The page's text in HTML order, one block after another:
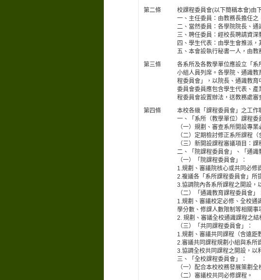
第二條
校課程委員會(以下簡稱本會)由
一、主任委員：由教務長擔任之
二、當然委員：各學院院長、通
三、聘任委員：經校長聘請資深
四、學生代表：由學生會推派
五、本會設執行秘書一人，由教
第三條
各系所及各教學單位應設立「
小組人員列席。各學院、通識
程委員會」，以院長、通識教
委員會委員應包含學生代表、
程委員會設置辦法，送教務處審
第四條
本校各級「課程委員會」之工作
一、「系所（教學單位）課程委
（一）規劃、審查系所開設專
（二）定期檢討修正系所課程
（三）新開設課程審議項目：
二、「院課程委員會」、「通識
（一）「院課程委員會」：
1.規劃、審議院核心或共同必修
2.複議各「系所課程委員會」所
3.協調院內各系所課程之開設，
（二）「通識教育課程委員會」
1.規劃、審議校定必修、全校通
學分數、修課人數限制等相關事
2. 規劃、審議全校通識課程之結
（三）「共同課程委員會」：
1.規劃、審議共同課程（含遠距
2.審議共同課程規劃小組與系所
3.協調全校共同課程之開設，以
三、「全校課程委員會」：
（一）配合本校校務發展策劃全
（二）審議校共同必修課程。